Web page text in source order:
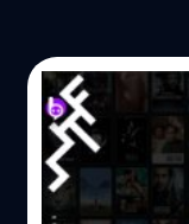
10/12/2019
10 หนังตัวแ
ผ่านไป 6 ปีแล้ว